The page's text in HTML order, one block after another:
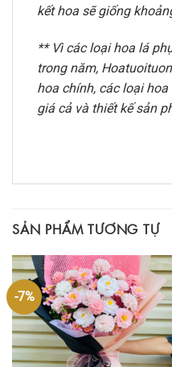
kết hoa sẽ giống
** Vì các loại hoa lá
trong năm,
hoa chính, các loại
giá cả và thiết kế sản
SẢN PHẨM TƯƠNG TỰ
-7%